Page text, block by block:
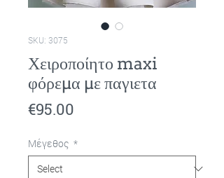
SKU: 3075
Χειροποίητο maxi
φόρεμα με παγιετα
€95.00
Μέγεθος *